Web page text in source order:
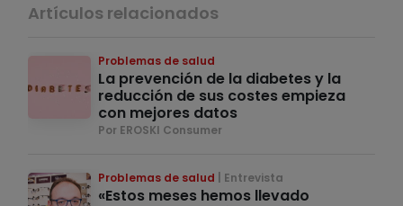
Artículos relacionados
Problemas de salud
La prevención de la diabetes y la
reducción de sus costes empieza
con mejores datos
Por EROSKI Consumer
Problemas de salud Entrevista
«Estos meses hemos llevado